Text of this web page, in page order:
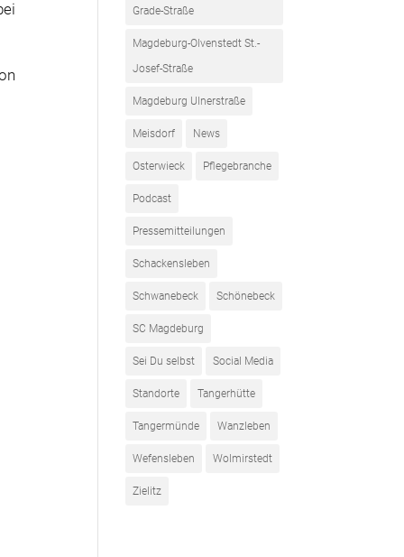
Grade-Straße
Magdeburg-Olvenstedt St.-
Josef-Straße
Magdeburg Ulnerstraße
Meisdorf News
Osterwieck Pflegebranche
Podcast
Pressemitteilungen
Schackensleben
Schwanebeck Schönebeck
SC Magdeburg
Sei Du selbst Social Media
Standorte Tangerhütte
Tangermünde Wanzleben
Wefensleben Wolmirstedt
Zielitz